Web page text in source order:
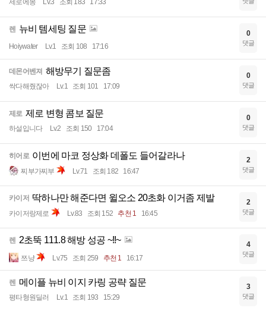
제로에몽 Lv.3 조회 183 17:33
렌 뉴비 템세팅 질문
Hoiywater Lv.1 조회 108 17:16
0
댓글
데몬어벤져 해방무기 질문좀
싹다해줬잖아 Lv.1 조회 101 17:09
0
댓글
제로 제로 변형 콤보 질문
하설입니다 Lv.2 조회 150 17:04
0
댓글
히어로 이번에 마코 정상화 데폴도 들어갈라나
찌부가찌부 Lv.71 조회 182 16:47
2
댓글
카이저 딱하나만 해준다면 윌오소 20초화 이거좀 제발
카이저랑제로 Lv.83 조회 152 추천 1 16:45
2
댓글
렌 2초뚝 111.8 해방 성공 ~!!~
쯔냥 Lv.75 조회 259 추천 1 16:17
4
댓글
렌 메이플 뉴비 이지 카링 공략 질문
평타형원딜러 Lv.1 조회 193 15:29
3
댓글